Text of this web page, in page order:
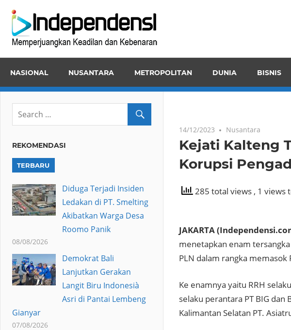
content
dan
NASIONAL NUSANTARA METROPOLITAN DUNIA BISNIS
14/12/2023 Nusantara
Kejati Kalteng
Korupsi
285 total views , 1 views
JAKARTA
menetapkan enam
PLN dalam rangka memasok
Ke enamnya yaitu RRH
selaku perantara PT BIG dan
Kalimantan Selatan PT.
REKOMENDASI
TERBARU
Diduga Terjadi Insiden
Ledakan di PT. Smelting
Akibatkan Warga Desa
Roomo Panik
08/08/2026
Demokrat Bali
Lanjutkan Gerakan
Langit Biru Indonesià
Asri di Pantai Lembeng
Gianyar
07/08/2026